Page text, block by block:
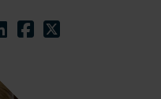
Linkedin
Facebook
Twitter